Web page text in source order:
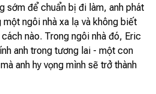
sớm để chuẩn bị đi làm, anh phát
một ngôi nhà xa lạ và không biết
nào. Trong ngôi nhà đó, Eric
anh trong tương lai - một con
anh hy vọng mình sẽ trở thành